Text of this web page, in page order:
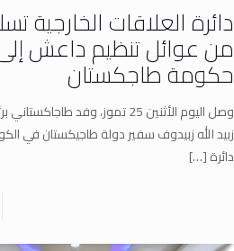
من عوائل تنظيم داعش
حكومة طاجكستان
وصل اليوم الأثنين 25 تموز، وفد
زبيد الله زبيدوف سفير دولة طاجيكستان في
دائرة[…]